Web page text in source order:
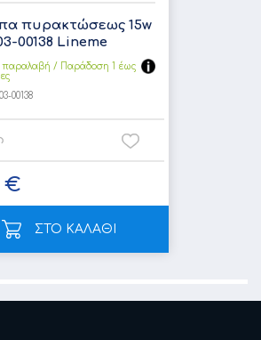
πυρακτώσεως 15w
00138 Lineme
/ Παράδoση 1 έως
00138
€
ΣΤΟ ΚΑΛΑΘΙ